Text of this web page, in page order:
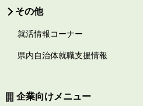
その他
就活情報コーナー
県内自治体就職支援情報
企業向けメニュー